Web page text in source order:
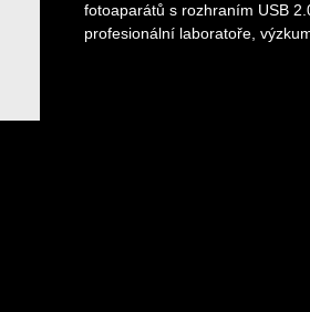
fotoaparátů s rozhraním USB
profesionální laboratoře,